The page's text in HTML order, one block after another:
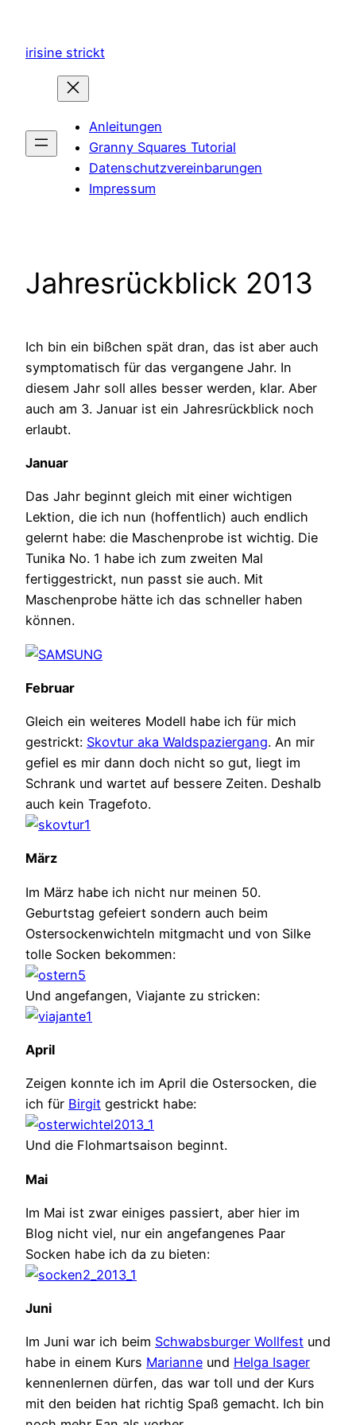
springen
irisine strickt
Anleitungen
Granny Squares Tutorial
Datenschutzvereinbarungen
Impressum
Jahresrückblick 2013
Ich bin ein bißchen spät dran, das ist aber auch
symptomatisch für das vergangene Jahr. In
diesem Jahr soll alles besser werden, klar. Aber
auch am 3. Januar ist ein Jahresrückblick noch
erlaubt.
Januar
Das Jahr beginnt gleich mit einer wichtigen
Lektion, die ich nun (hoffentlich) auch endlich
gelernt habe: die Maschenprobe ist wichtig. Die
Tunika No. 1 habe ich zum zweiten Mal
fertiggestrickt, nun passt sie auch. Mit
Maschenprobe hätte ich das schneller haben
können.
Februar
Gleich ein weiteres Modell habe ich für mich
gestrickt: Skovtur aka Waldspaziergang. An mir
gefiel es mir dann doch nicht so gut, liegt im
Schrank und wartet auf bessere Zeiten. Deshalb
auch kein Tragefoto.
März
Im März habe ich nicht nur meinen 50.
Geburtstag gefeiert sondern auch beim
Ostersockenwichteln mitgmacht und von Silke
tolle Socken bekommen:
Und angefangen, Viajante zu stricken:
April
Zeigen konnte ich im April die Ostersocken, die
ich für Birgit gestrickt habe:
Und die Flohmartsaison beginnt.
Mai
Im Mai ist zwar einiges passiert, aber hier im
Blog nicht viel, nur ein angefangenes Paar
Socken habe ich da zu bieten:
Juni
Im Juni war ich beim Schwabsburger Wollfest und
habe in einem Kurs Marianne und Helga Isager
kennenlernen dürfen, das war toll und der Kurs
mit den beiden hat richtig Spaß gemacht. Ich bin